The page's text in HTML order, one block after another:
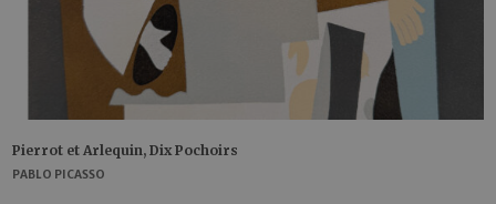
Pierrot et Arlequin, Dix Pochoirs
PABLO PICASSO